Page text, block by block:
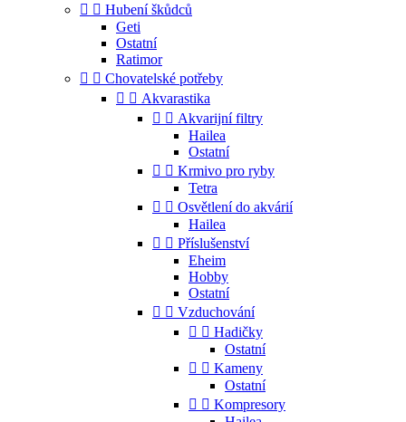
  Hubení škůdců
Geti
Ostatní
Ratimor
  Chovatelské potřeby
  Akvarastika
  Akvarijní filtry
Hailea
Ostatní
  Krmivo pro ryby
Tetra
  Osvětlení do akvárií
Hailea
  Příslušenství
Eheim
Hobby
Ostatní
  Vzduchování
  Hadičky
Ostatní
  Kameny
Ostatní
  Kompresory